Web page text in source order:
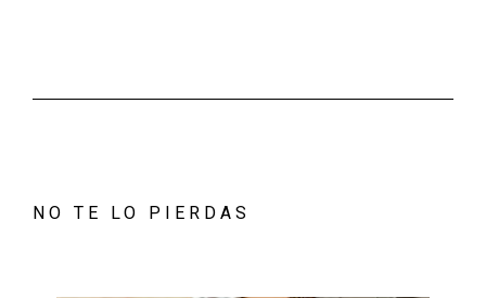
NO TE LO PIERDAS